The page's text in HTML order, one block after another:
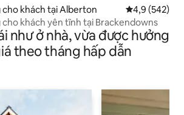
cho khách tại Alberton Xếp hạng
4,9 (542)
khách yên tĩnh tại Brackendowns
như ở nhà, vừa được hưởng
theo tháng hấp dẫn